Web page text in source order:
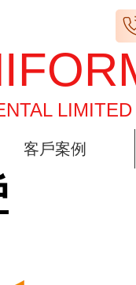
LIMITED
客戶案例